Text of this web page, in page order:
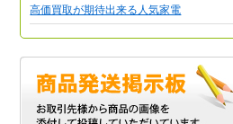
高価買取が期待出来る人気家電